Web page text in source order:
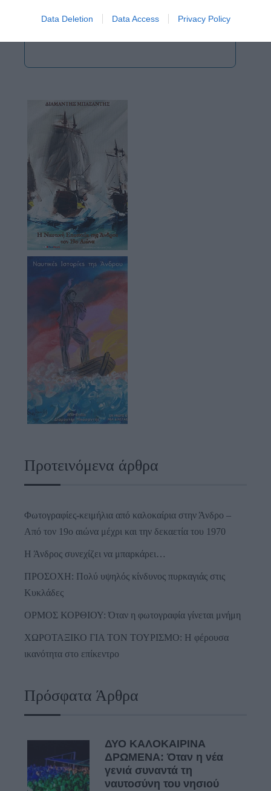
Data Deletion Data Access Privacy Policy
Προτεινόμενα άρθρα
Φωτογραφίες-κειμήλια από καλοκαίρια στην Άνδρο –
Από τον 19ο αιώνα μέχρι και την δεκαετία του 1970
Η Άνδρος συνεχίζει να μπαρκάρει…
ΠΡΟΣΟΧΗ: Πολύ υψηλός κίνδυνος πυρκαγιάς στις
Κυκλάδες
ΟΡΜΟΣ ΚΟΡΘΙΟΥ: Όταν η φωτογραφία γίνεται μνήμη
ΧΩΡΟΤΑΞΙΚΟ ΓΙΑ ΤΟΝ ΤΟΥΡΙΣΜΟ: Η φέρουσα
ικανότητα στο επίκεντρο
Πρόσφατα Άρθρα
ΔΥΟ ΚΑΛΟΚΑΙΡΙΝΑ
ΔΡΩΜΕΝΑ: Όταν η νέα
γενιά συναντά τη
ναυτοσύνη του νησιού